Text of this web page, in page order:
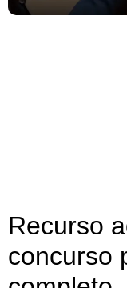
Recurso
concurso